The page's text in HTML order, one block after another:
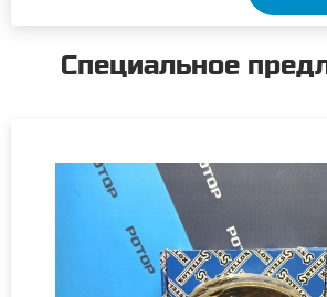
Специальное